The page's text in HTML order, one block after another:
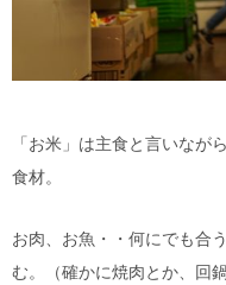
「お米」は主食と言いなが
食材。
お肉、お魚・・何にでも合
む。（確かに焼肉とか、回